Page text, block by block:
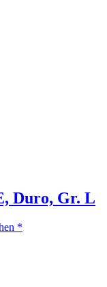
Duro, Gr. L
*